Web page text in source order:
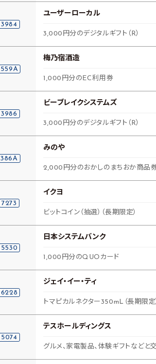
3984
ユーザーローカル
3,000円分のデジタルギフト（R）
559A
梅乃宿酒造
1,000円分のEC利用券
3986
ビーブレイクシステムズ
3,000円分のデジタルギフト（R）
386A
みのや
2,000円分のおかしのまちおか商品券
7273
イクヨ
ビットコイン（抽選）（長期限定）
5530
日本システムバンク
1,000円分のQUOカード
6228
ジェイ・イー・ティ
トマピカルネクター350mL（長期限定
5074
テスホールディングス
グルメ、家電製品、体験ギフトなど